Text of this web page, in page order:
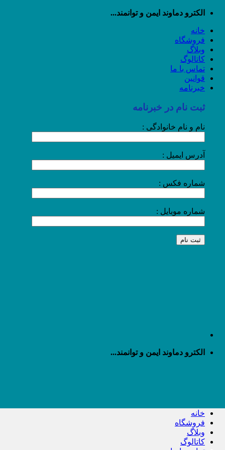
پرش
محتوا
الکترو دماوند ایمن و توانمند...
خانه
فروشگاه
وبلاگ
کاتالوگ
تماس با ما
قوانین
خبرنامه
ثبت نام در خبرنامه
نام و نام خانوادگی :
آدرس ایمیل :
شماره فکس :
شماره موبایل :
الکترو دماوند ایمن و توانمند...
خانه
فروشگاه
وبلاگ
کاتالوگ